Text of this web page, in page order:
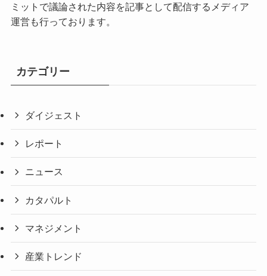
ミットで議論された内容を記事として配信するメディア
運営も行っております。
カテゴリー
ダイジェスト
レポート
ニュース
カタパルト
マネジメント
産業トレンド